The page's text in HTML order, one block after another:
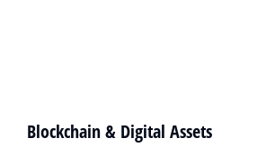
Blockchain & Digital Assets